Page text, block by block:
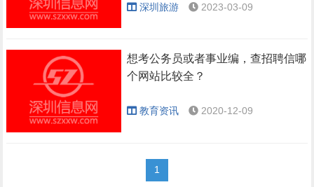
深圳旅游 2023-03-09
想考公务员或者事业编，查招聘信哪
个网站比较全？
教育资讯 2020-12-09
1